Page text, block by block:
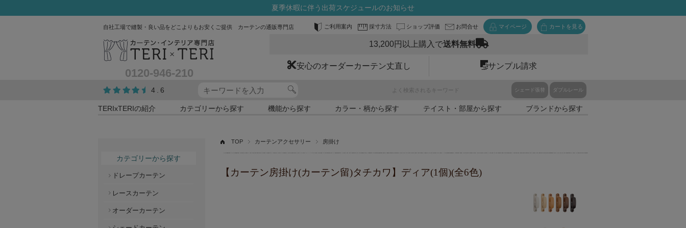
夏季休暇に伴う出荷スケジュールのお知らせ
自社工場で縫製・良い品をどこよりもお安くご提供 カーテンの通販専門店 ご利用案内 採寸方法 ショップ評価 お問合せ マイページ カートを見る
0120-946-210
13,200円以上購入で送料無料
安心のオーダーカーテン丈直し サンプル請求
4.6 よく検索されるキーワード シェード張替 ダブルレール
TERIxTERIの紹介 カテゴリーから探す 機能から探す カラー・柄から探す テイスト・部屋から探す ブランドから探す
TOP カーテンアクセサリー 房掛け
【カーテン房掛け(カーテン留)タチカワ】ディア(1個)(全6色)
カテゴリーから探す
ドレープカーテン
レースカーテン
オーダーカーテン